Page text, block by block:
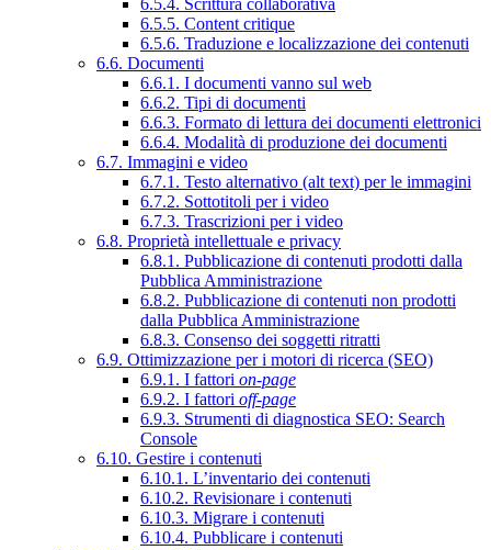
6.5.5. Content critique
6.5.6. Traduzione e localizzazione dei contenuti
6.6. Documenti
6.6.1. I documenti vanno sul web
6.6.2. Tipi di documenti
6.6.3. Formato di lettura dei documenti elettronici
6.6.4. Modalità di produzione dei documenti
6.7. Immagini e video
6.7.1. Testo alternativo (alt text) per le immagini
6.7.2. Sottotitoli per i video
6.7.3. Trascrizioni per i video
6.8. Proprietà intellettuale e privacy
6.8.1. Pubblicazione di contenuti prodotti dalla
Pubblica Amministrazione
6.8.2. Pubblicazione di contenuti non prodotti
dalla Pubblica Amministrazione
6.8.3. Consenso dei soggetti ritratti
6.9. Ottimizzazione per i motori di ricerca (SEO)
6.9.1. I fattori on-page
6.9.2. I fattori off-page
6.9.3. Strumenti di diagnostica SEO: Search
Console
6.10. Gestire i contenuti
6.10.1. L’inventario dei contenuti
6.10.2. Revisionare i contenuti
6.10.3. Migrare i contenuti
6.10.4. Pubblicare i contenuti